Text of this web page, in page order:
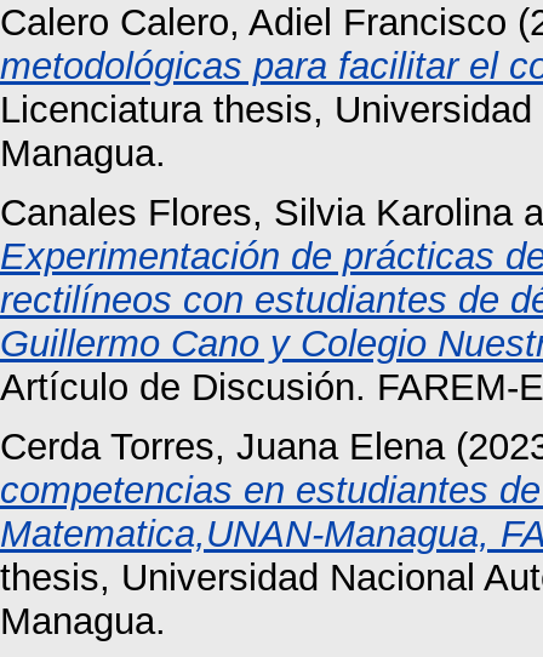
Calero Calero, Adiel Francisco
metodológicas para facilitar el
Licenciatura thesis,
Managua.
Canales Flores, Silvia Karolina
Experimentación de prácticas
rectilíneos con estudiantes de
Guillermo Cano y Colegio
Artículo de Discusión. FAREM-
Cerda Torres, Juana Elena
competencias en estudiantes
Matematica,UNAN-Managua,
thesis, Universidad Nacional
Managua.